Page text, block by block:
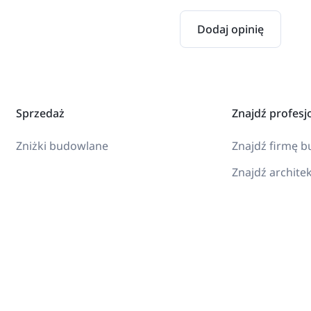
Dodaj opinię
Sprzedaż
Zniżki budowlane
Znajdź
Znajdź firmę
Znajdź